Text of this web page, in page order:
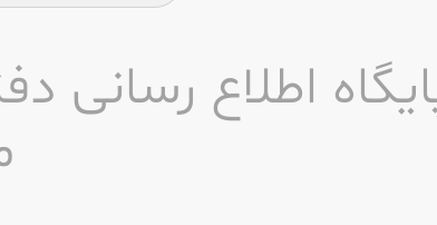
اطلاع رسانی